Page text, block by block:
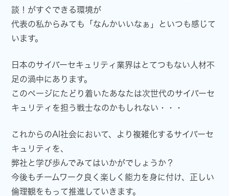
談！がすぐできる環境が
代表の私からみても「なんかいいなぁ」といつも感じて
います。
日本のサイバーセキュリティ業界はとてつもない人材不
足の渦中にあります。
このページにたどり着いたあなたは次世代のサイバーセ
キュリティを担う戦士なのかもしれない・・・
これからのAI社会において、より複雑化するサイバーセ
キュリティを、
弊社と学び歩んでみてはいかがでしょうか？
今後もチームワーク良く楽しく能力を身に付け、正しい
倫理観をもって推進していきます。